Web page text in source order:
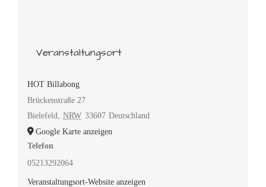
Veranstaltungsort
HOT Billabong
Brückenstraße 27
Bielefeld
NRW 33607 Deutschland
Google Karte anzeigen
Telefon
05213292064
Veranstaltungsort-Website anzeigen